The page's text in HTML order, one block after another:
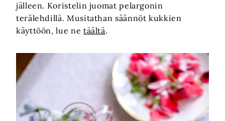
jälleen. Koristelin juomat pelargonin
terälehdillä. Musitathan säännöt kukkien
käyttöön, lue ne täältä.